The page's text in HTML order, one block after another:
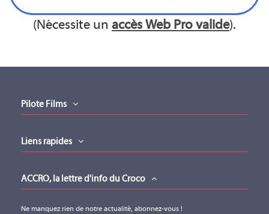
(Nécessite un accès Web Pro valide).
Pilote Films
Liens rapides
ACCRO, la lettre d'info du Croco
Ne manquez rien de notre actualité, abonnez-vous !